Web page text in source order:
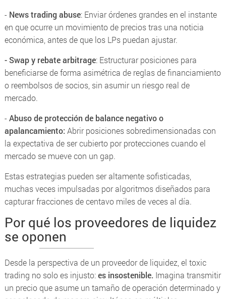
- News trading abuse: Enviar órdenes grandes en el instante
en que ocurre un movimiento de precios tras una noticia
económica, antes de que los LPs puedan ajustar.
- Swap y rebate arbitrage: Estructurar posiciones para
beneficiarse de forma asimétrica de reglas de financiamiento
o reembolsos de socios, sin asumir un riesgo real de
mercado.
- Abuso de protección de balance negativo o
apalancamiento: Abrir posiciones sobredimensionadas con
la expectativa de ser cubierto por protecciones cuando el
mercado se mueve con un gap.
Estas estrategias pueden ser altamente sofisticadas,
muchas veces impulsadas por algoritmos diseñados para
capturar fracciones de centavo miles de veces al día.
Por qué los proveedores de liquidez
se oponen
Desde la perspectiva de un proveedor de liquidez, el toxic
trading no solo es injusto:es insostenible. Imagina transmitir
un precio que asume un tamaño de operación determinado y